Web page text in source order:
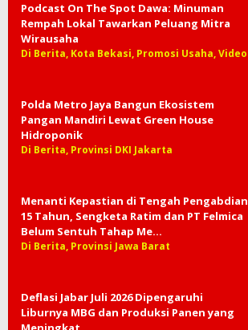
Podcast On The Spot Dawa: Minuman
Rempah Lokal Tawarkan Peluang Mitra
Wirausaha
Di Berita, Kota Bekasi, Promosi Usaha, Video
Polda Metro Jaya Bangun Ekosistem
Pangan Mandiri Lewat Green House
Hidroponik
Di Berita, Provinsi DKI Jakarta
Menanti Kepastian di Tengah Pengabdian
15 Tahun, Sengketa Ratim dan PT Felmica
Belum Sentuh Tahap Me…
Di Berita, Provinsi Jawa Barat
Deflasi Jabar Juli 2026 Dipengaruhi
Liburnya MBG dan Produksi Panen yang